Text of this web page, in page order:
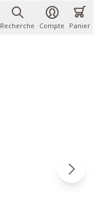
Recherche Compte Panier